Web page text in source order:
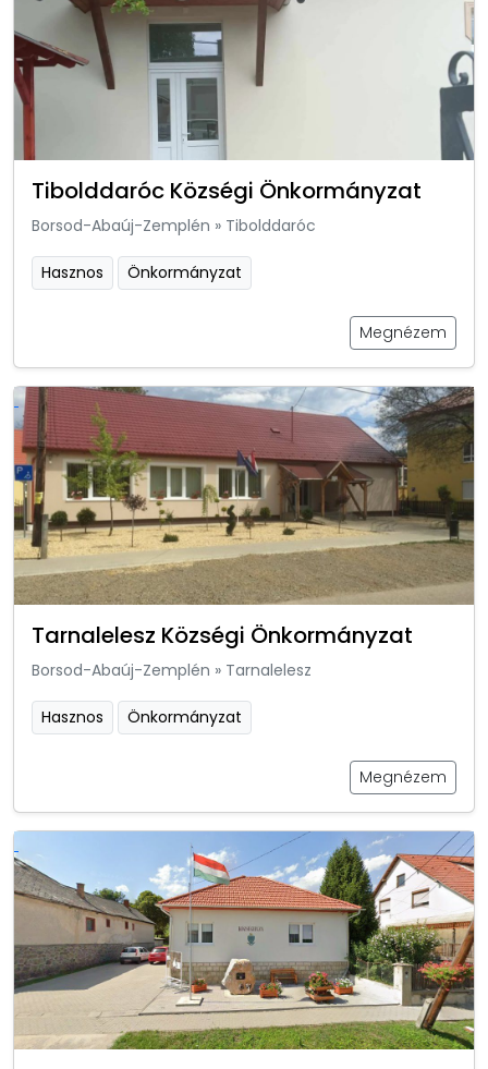
Tibolddaróc Községi Önkormányzat
Borsod-Abaúj-Zemplén » Tibolddaróc
Hasznos Önkormányzat
Megnézem
Tarnalelesz Községi Önkormányzat
Borsod-Abaúj-Zemplén » Tarnalelesz
Hasznos Önkormányzat
Megnézem